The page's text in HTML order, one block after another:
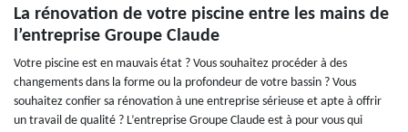
La rénovation de votre piscine entre les mains de
l’entreprise Groupe Claude
Votre piscine est en mauvais état ? Vous souhaitez procéder à des
changements dans la forme ou la profondeur de votre bassin ? Vous
souhaitez confier sa rénovation à une entreprise sérieuse et apte à offrir
un travail de qualité ? L’entreprise Groupe Claude est à pour vous qui